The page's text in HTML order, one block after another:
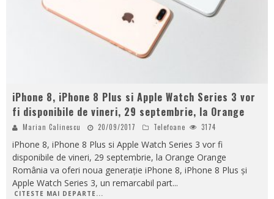
iPhone 8, iPhone 8 Plus si Apple Watch Series 3 vor
fi disponibile de vineri, 29 septembrie, la Orange
Marian Calinescu 20/09/2017 Telefoane 3174
iPhone 8, iPhone 8 Plus si Apple Watch Series 3 vor fi
disponibile de vineri, 29 septembrie, la Orange Orange
România va oferi noua generație iPhone 8, iPhone 8 Plus și
Apple Watch Series 3, un remarcabil part...
CITESTE MAI DEPARTE...